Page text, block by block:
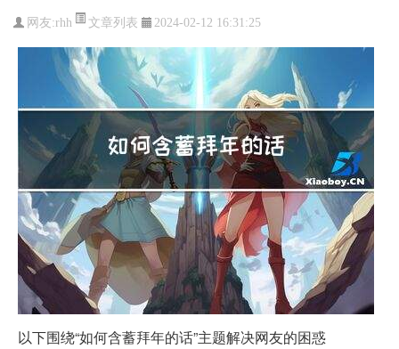
网友:rhh 文章列表 2024-02-12 16:31:25
以下围绕“如何含蓄拜年的话”主题解决网友的困惑